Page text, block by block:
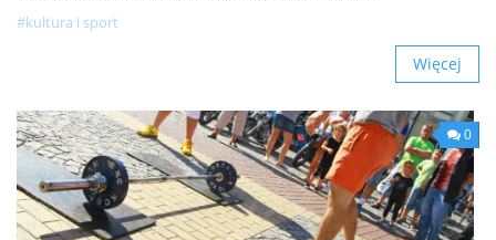
#kultura i sport
Więcej
0